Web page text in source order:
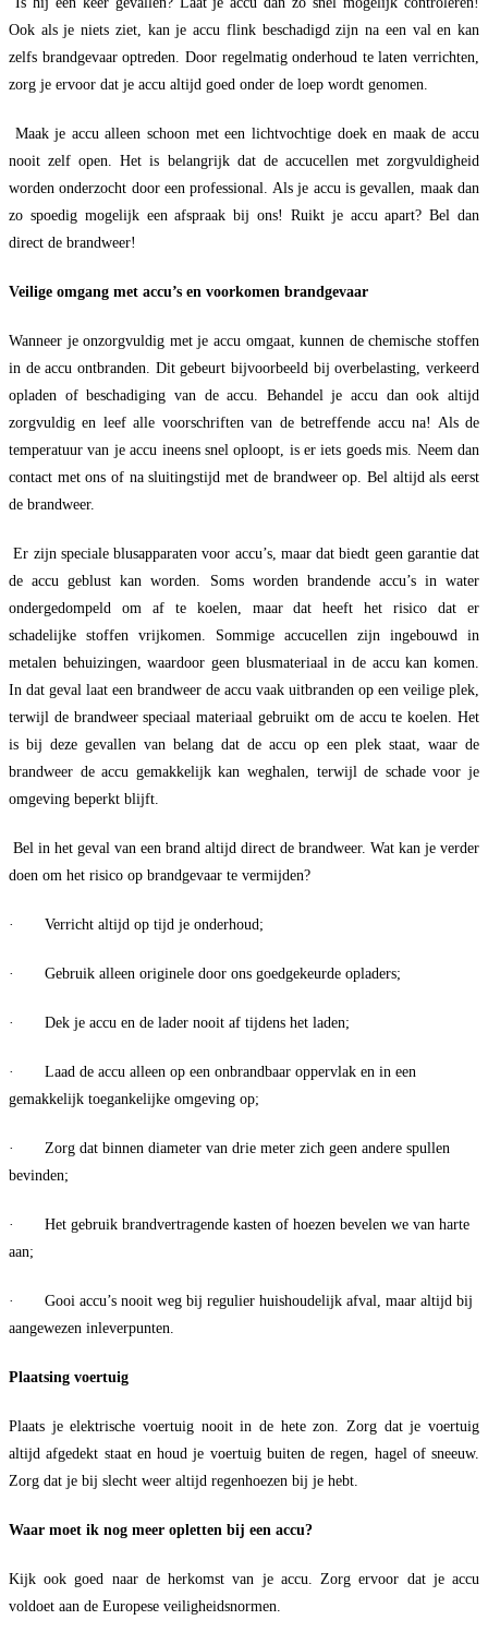
Ook als je niets ziet, kan je accu flink beschadigd zijn na een val en kan
zelfs brandgevaar optreden. Door regelmatig onderhoud te laten verrichten,
zorg je ervoor dat je accu altijd goed onder de loep wordt genomen.
Maak je accu alleen schoon met een lichtvochtige doek en maak de accu
nooit zelf open. Het is belangrijk dat de accucellen met zorgvuldigheid
worden onderzocht door een professional. Als je accu is gevallen, maak dan
zo spoedig mogelijk een afspraak bij ons! Ruikt je accu apart? Bel dan
direct de brandweer!
Veilige omgang met accu’s en voorkomen brandgevaar
Wanneer je onzorgvuldig met je accu omgaat, kunnen de chemische stoffen
in de accu ontbranden. Dit gebeurt bijvoorbeeld bij overbelasting, verkeerd
opladen of beschadiging van de accu. Behandel je accu dan ook altijd
zorgvuldig en leef alle voorschriften van de betreffende accu na! Als de
temperatuur van je accu ineens snel oploopt, is er iets goeds mis. Neem dan
contact met ons of na sluitingstijd met de brandweer op. Bel altijd als eerst
de brandweer.
Er zijn speciale blusapparaten voor accu’s, maar dat biedt geen garantie dat
de accu geblust kan worden. Soms worden brandende accu’s in water
ondergedompeld om af te koelen, maar dat heeft het risico dat er
schadelijke stoffen vrijkomen. Sommige accucellen zijn ingebouwd in
metalen behuizingen, waardoor geen blusmateriaal in de accu kan komen.
In dat geval laat een brandweer de accu vaak uitbranden op een veilige plek,
terwijl de brandweer speciaal materiaal gebruikt om de accu te koelen. Het
is bij deze gevallen van belang dat de accu op een plek staat, waar de
brandweer de accu gemakkelijk kan weghalen, terwijl de schade voor je
omgeving beperkt blijft.
Bel in het geval van een brand altijd direct de brandweer. Wat kan je verder
doen om het risico op brandgevaar te vermijden?
· Verricht altijd op tijd je onderhoud;
· Gebruik alleen originele door ons goedgekeurde opladers;
· Dek je accu en de lader nooit af tijdens het laden;
· Laad de accu alleen op een onbrandbaar oppervlak en in een
gemakkelijk toegankelijke omgeving op;
· Zorg dat binnen diameter van drie meter zich geen andere spullen
bevinden;
· Het gebruik brandvertragende kasten of hoezen bevelen we van harte
aan;
· Gooi accu’s nooit weg bij regulier huishoudelijk afval, maar altijd bij
aangewezen inleverpunten.
Plaatsing voertuig
Plaats je elektrische voertuig nooit in de hete zon. Zorg dat je voertuig
altijd afgedekt staat en houd je voertuig buiten de regen, hagel of sneeuw.
Zorg dat je bij slecht weer altijd regenhoezen bij je hebt.
Waar moet ik nog meer opletten bij een accu?
Kijk ook goed naar de herkomst van je accu. Zorg ervoor dat je accu
voldoet aan de Europese veiligheidsnormen.